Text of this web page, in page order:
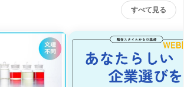
すべて見る